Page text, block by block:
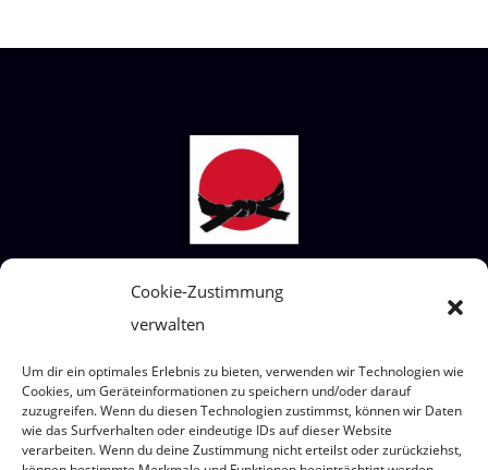
Cookie-Zustimmung
verwalten
Um dir ein optimales Erlebnis zu bieten, verwenden wir Technologien wie
Cookies, um Geräteinformationen zu speichern und/oder darauf
zuzugreifen. Wenn du diesen Technologien zustimmst, können wir Daten
wie das Surfverhalten oder eindeutige IDs auf dieser Website
verarbeiten. Wenn du deine Zustimmung nicht erteilst oder zurückziehst,
STECKBRIEF SHIAI-DO
Wir sind ein Judoverein für alle Altersklassen
Wo? Eumigweg 1/3, 2351 Wiener Neudorf